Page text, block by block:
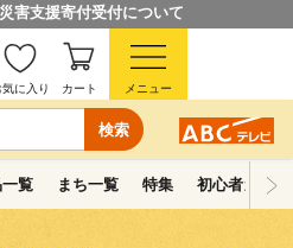
害支援寄付受付について
検索
気に入り カート メニュー
覧 まち一覧 特集 初心者ガイド